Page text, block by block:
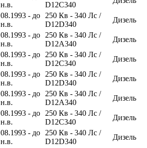
н.в.
D12C340
08.1993 - до
н.в.
250 Кв - 340 Лс /
D12D340
Дизель
08.1993 - до
н.в.
250 Кв - 340 Лс /
D12A340
Дизель
08.1993 - до
н.в.
250 Кв - 340 Лс /
D12C340
Дизель
08.1993 - до
н.в.
250 Кв - 340 Лс /
D12D340
Дизель
08.1993 - до
н.в.
250 Кв - 340 Лс /
D12A340
Дизель
08.1993 - до
н.в.
250 Кв - 340 Лс /
D12C340
Дизель
08.1993 - до
н.в.
250 Кв - 340 Лс /
D12D340
Дизель